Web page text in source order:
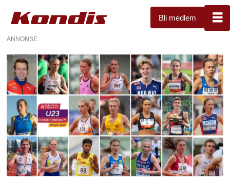
Bli medlem
ANNONSE